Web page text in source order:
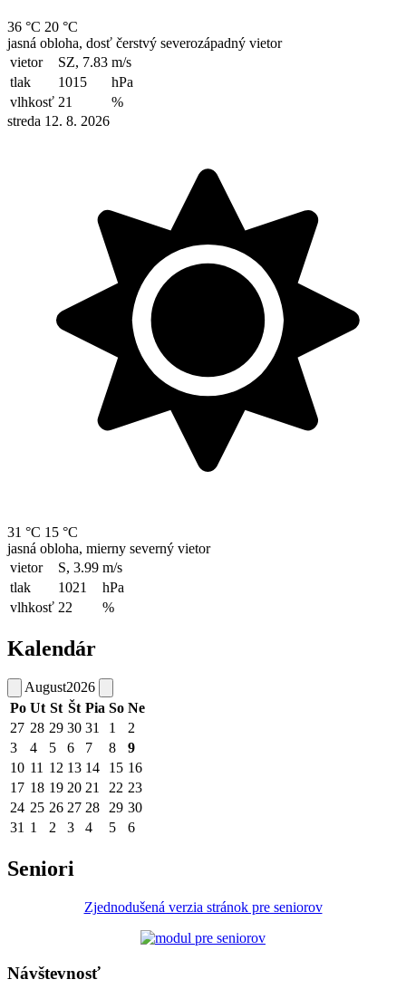
36 °C 20 °C
jasná obloha, dosť čerstvý severozápadný vietor
vietor
SZ, 7.83 m/s
tlak
1015
hPa
vlhkosť 21
%
streda 12. 8. 2026
31 °C 15 °C
jasná obloha, mierny severný vietor
vietor
S, 3.99 m/s
tlak
1021
hPa
vlhkosť 22 %
Kalendár
August2026
Po Ut St Št Pia So Ne
27 28 29 30 31 1
2
3
4 5 6 7 8
9
10 11 12 13 14 15 16
17 18 19 20 21 22 23
24 25 26 27 28 29 30
31 1 2 3 4 5 6
Seniori
Zjednodušená verzia stránok pre seniorov
Návštevnosť